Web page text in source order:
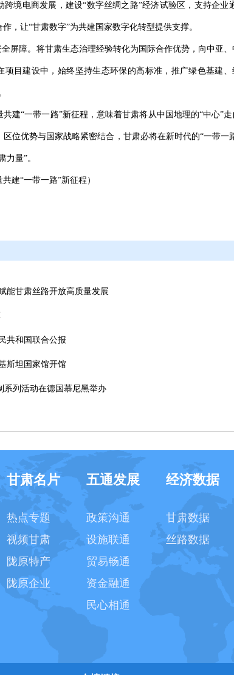
跨境电商发展，建设“数字丝绸之路”经济试验区，支持企
，让“甘肃数字”为共建国家数字化转型提供支撑。
全屏障。将甘肃生态治理经验转化为国际合作优势，向中亚
项目建设中，始终坚持生态环保的高标准，推广绿色基建
建“一带一路”新征程，意味着甘肃将从中国地理的“中心”
位优势与国家战略紧密结合，甘肃必将在新时代的“一带
力量”。
建“一带一路”新征程）
能甘肃丝路开放高质量发展
共和国联合公报
斯坦国家馆开馆
系列活动在德国慕尼黑举办
甘肃名片
热点专题
视频甘肃
陇原特产
陇原企业
五通发展
政策沟通
设施联通
贸易畅通
资金融通
民心相通
经济数据
甘肃数据
丝路数据